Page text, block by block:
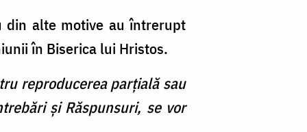
alte motive au întrerupt
în Biserica lui Hristos.
reproducerea parţială sau
şi Răspunsuri, se vor